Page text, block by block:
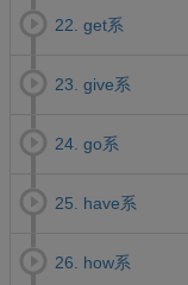
22. get系
23. give系
24. go系
25. have系
26. how系